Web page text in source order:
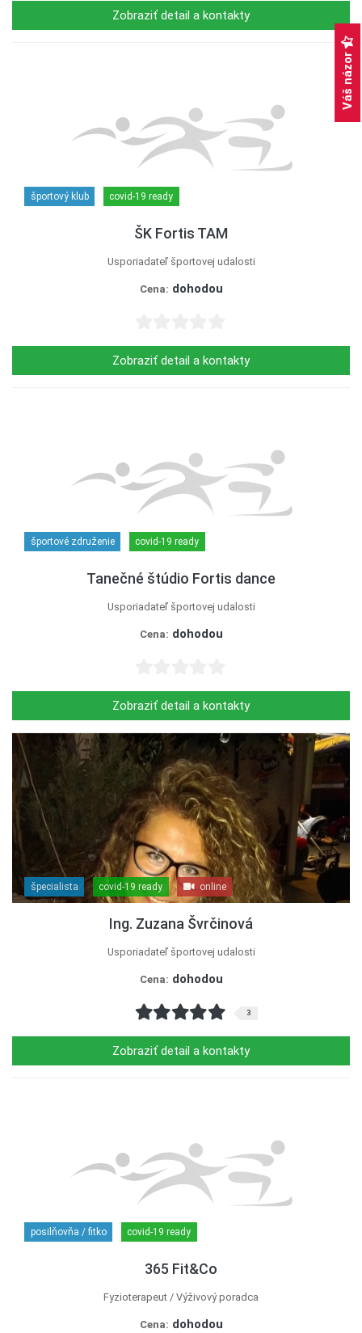
Zobraziť detail a kontakty
športový klub covid-19 ready
ŠK Fortis TAM
Usporiadateľ športovej udalosti
Cena: dohodou
Zobraziť detail a kontakty
športové združenie covid-19 ready
Tanečné štúdio Fortis dance
Usporiadateľ športovej udalosti
Cena: dohodou
Zobraziť detail a kontakty
špecialista covid-19 ready online
Ing. Zuzana Švrčinová
Usporiadateľ športovej udalosti
Cena: dohodou
3
Zobraziť detail a kontakty
posilňovňa / fitko covid-19 ready
365 Fit&Co
Fyzioterapeut Výživový poradca
Cena: dohodou
Váš názor